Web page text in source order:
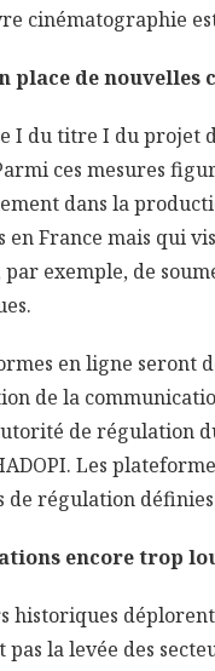
cinématographie
place de
I du titre I du projet
ces mesures
dans la
en France mais qui
exemple, de
en ligne seront
de la
de régulation
Les
de régulation définies
encore trop
historiques
pas la levée des